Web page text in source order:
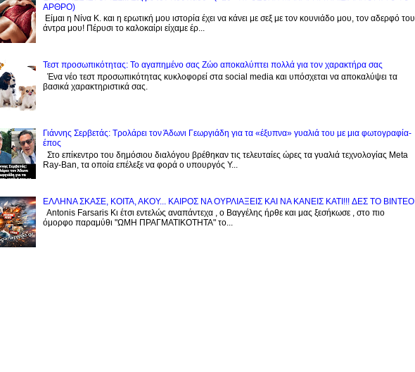
ΑΡΘΡΟ)
Είμαι η Νίνα Κ. και η ερωτική μου ιστορία έχει να κάνει με σεξ με τον κουνιάδο μου, τον αδερφό του
άντρα μου! Πέρυσι το καλοκαίρι είχαμε έρ...
Τεστ προσωπικότητας: Το αγαπημένο σας Zώο αποκαλύπτει πολλά για τον χαρακτήρα σας
Ένα νέο τεστ προσωπικότητας κυκλοφορεί στα social media και υπόσχεται να αποκαλύψει τα
βασικά χαρακτηριστικά σας.
Γιάννης Σερβετάς: Τρολάρει τον Άδωνι Γεωργιάδη για τα «έξυπνα» γυαλιά του με μια φωτογραφία-
έπος
Στο επίκεντρο του δημόσιου διαλόγου βρέθηκαν τις τελευταίες ώρες τα γυαλιά τεχνολογίας Meta
Ray-Ban, τα οποία επέλεξε να φορά ο υπουργός Υ...
EΛΛΗΝΑ ΣΚΑΣΕ, ΚΟΙΤΑ, ΑΚΟΥ... ΚΑΙΡΟΣ ΝΑ ΟΥΡΛIAΞΕΙΣ ΚΑΙ ΝΑ ΚΑΝΕΙΣ KATI!!! ΔΕΣ TO BINTEO
Antonis Farsaris Κι έτσι εντελώς αναπάντεχα , ο Βαγγέλης ήρθε και μας ξεσήκωσε , στο πιο
όμορφο παραμύθι "ΩΜΗ ΠΡΑΓΜΑΤΙΚΟΤΗΤΑ" το...